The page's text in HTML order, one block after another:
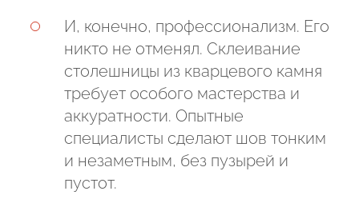
И, конечно, профессионализм. Его
никто не отменял. Склеивание
столешницы из кварцевого камня
требует особого мастерства и
аккуратности. Опытные
специалисты сделают шов тонким
и незаметным, без пузырей и
пустот.